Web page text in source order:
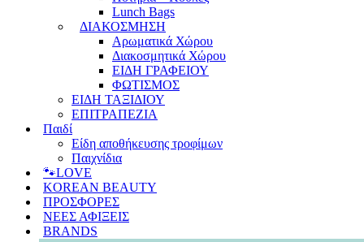
Lunch Bags
ΔΙΑΚΟΣΜΗΣΗ
Αρωματικά Χώρου
Διακοσμητικά Χώρου
ΕΙΔΗ ΓΡΑΦΕΙΟΥ
ΦΩΤΙΣΜΟΣ
ΕΙΔΗ ΤΑΞΙΔΙΟΥ
ΕΠΙΤΡΑΠΕΖΙΑ
Παιδί
Είδη αποθήκευσης τροφίμων
Παιχνίδια
🐾LOVE
KOREAN BEAUTY
ΠΡΟΣΦΟΡΕΣ
ΝΕΕΣ ΑΦΙΞΕΙΣ
BRANDS